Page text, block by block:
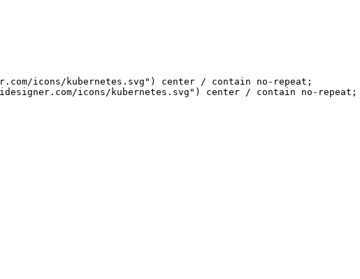
icons/kubernetes.svg") center / contain no-repeat;
icons/kubernetes.svg") center / contain no-repeat;